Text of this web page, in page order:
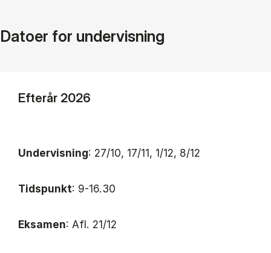
Datoer for undervisning
Efterår 2026
Undervisning: 27/10, 17/11, 1/12, 8/12
Tidspunkt: 9-16.30
Eksamen: Afl. 21/12